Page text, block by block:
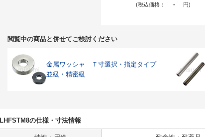
(税込価格： - 円)
閲覧中の商品と併せてご検討ください
金属ワッシャ Ｔ寸選択・指定タイプ
並級・精密級
LHFSTM8の仕様・寸法情報